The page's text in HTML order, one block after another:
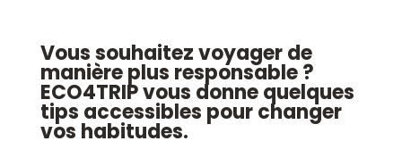
Vous souhaitez voyager de
manière plus responsable ?
ECO4TRIP vous donne quelques
tips accessibles pour changer
vos habitudes.